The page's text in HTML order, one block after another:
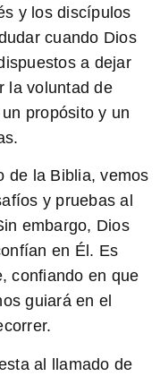
y los discípulos
cuando Dios
a dejar
la voluntad de
propósito y un
de la Biblia, vemos
y pruebas al
embargo, Dios
en Él . Es
confiando en que
guiará en el
al llamado de